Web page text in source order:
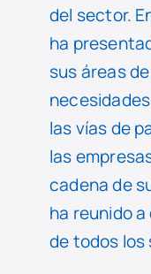
del sector.
ha
sus áreas
las vías de
las
cadena de
ha reunido
de todos